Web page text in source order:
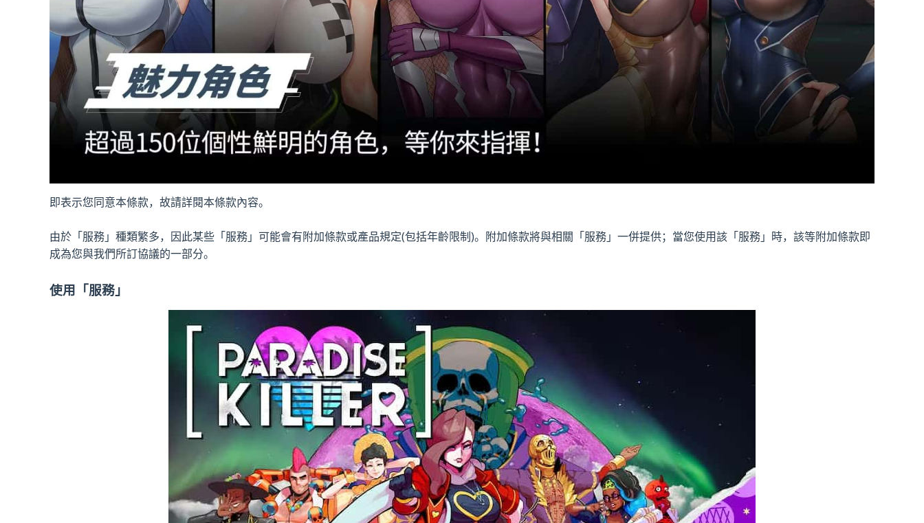
即表示您同意本條款，故請詳閱本條款內容。
由於「服務」種類繁多，因此某些「服務」可能會有附加條款或產品規定(包括年齡限制)。附加條款將與相關「服務」一併提供；當您使用該「服務」時，該等附加條款即
成為您與我們所訂協議的一部分。
使用「服務」